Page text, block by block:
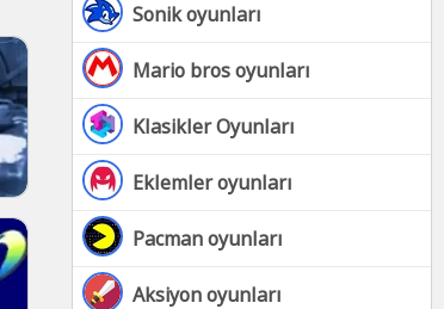
Sonik oyunları
Mario bros oyunları
Klasikler Oyunları
Eklemler oyunları
Pacman oyunları
Aksiyon oyunları